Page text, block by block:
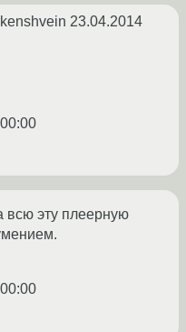
23.04.2014
всю эту плеерную